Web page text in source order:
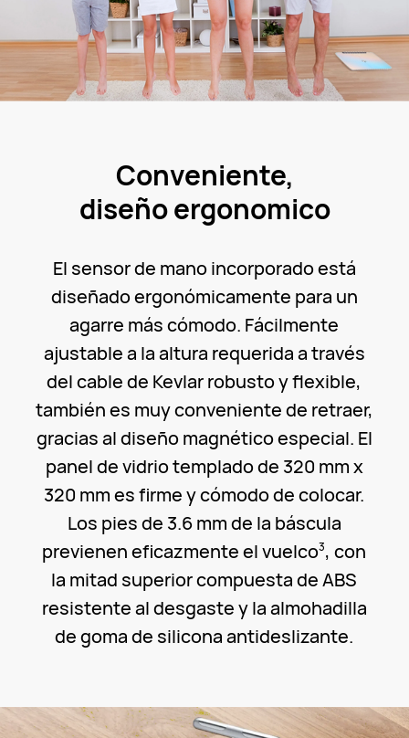
Conveniente,
diseño ergonomico
El sensor de mano incorporado está
diseñado ergonómicamente para un
agarre más cómodo. Fácilmente
ajustable a la altura requerida a través
del cable de Kevlar robusto y flexible,
también es muy conveniente de retraer,
gracias al diseño magnético especial. El
panel de vidrio templado de 320 mm x
320 mm es firme y cómodo de colocar.
Los pies de 3.6 mm de la báscula
previenen eficazmente el vuelco3, con
la mitad superior compuesta de ABS
resistente al desgaste y la almohadilla
de goma de silicona antideslizante.